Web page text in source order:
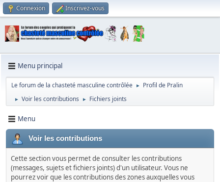
Connexion Inscrivez-vous
Menu principal
Le forum de la chasteté masculine contrôlée ► Profil de Pralin
► Voir les contributions ► Fichiers joints
Menu
Voir les contributions
Cette section vous permet de consulter les contributions
(messages, sujets et fichiers joints) d'un utilisateur. Vous ne
pourrez voir que les contributions des zones auxquelles vous